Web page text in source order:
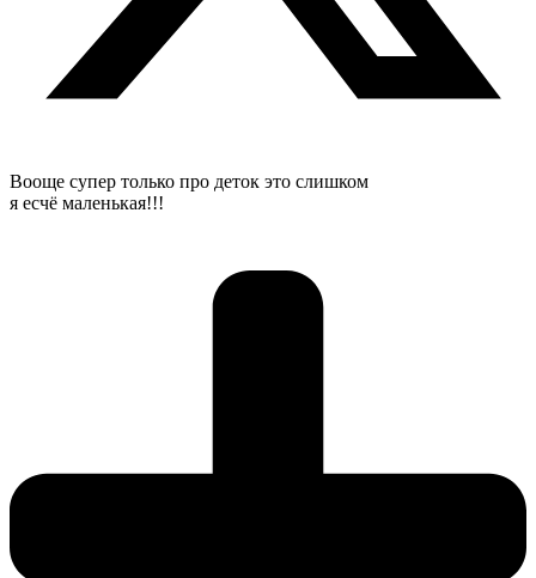
Вооще супер только про деток это слишком
я есчё маленькая!!!